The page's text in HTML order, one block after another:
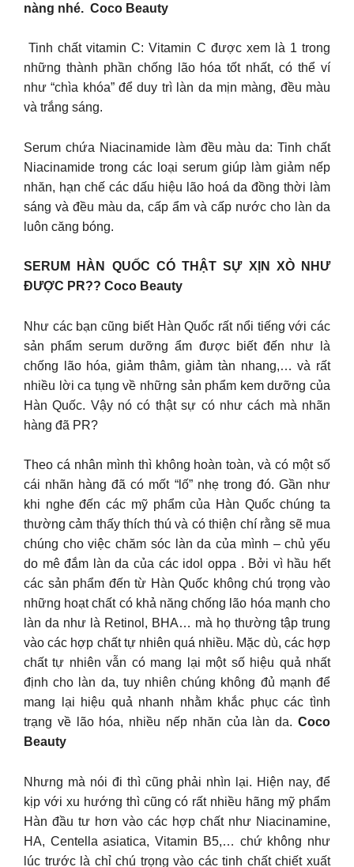
nàng nhé. ​ Coco Beauty
​ Tinh chất vitamin C: Vitamin C được xem là 1 trong
những thành phần chống lão hóa tốt nhất, có thể ví
như “chìa khóa” để duy trì làn da mịn màng, đều màu
và trắng sáng.
Serum chứa Niacinamide làm đều màu da: Tinh chất
Niacinamide trong các loại serum giúp làm giảm nếp
nhăn, hạn chế các dấu hiệu lão hoá da đồng thời làm
sáng và đều màu da, cấp ẩm và cấp nước cho làn da
luôn căng bóng.
SERUM HÀN QUỐC CÓ THẬT SỰ XỊN XÒ NHƯ
ĐƯỢC PR?? Coco Beauty
Như các bạn cũng biết Hàn Quốc rất nổi tiếng với các
sản phẩm serum dưỡng ẩm được biết đến như là
chống lão hóa, giảm thâm, giảm tàn nhang,… và rất
nhiều lời ca tụng về những sản phẩm kem dưỡng của
Hàn Quốc. Vậy nó có thật sự có như cách mà nhãn
hàng đã PR?
Theo cá nhân mình thì không hoàn toàn, và có một số
cái nhãn hàng đã có mốt “lố” nhẹ trong đó. Gần như
khi nghe đến các mỹ phẩm của Hàn Quốc chúng ta
thường cảm thấy thích thú và có thiện chí rằng sẽ mua
chúng cho việc chăm sóc làn da của mình – chủ yếu
do mê đắm làn da của các idol oppa . Bởi vì hầu hết
các sản phẩm đến từ Hàn Quốc không chú trọng vào
những hoạt chất có khả năng chống lão hóa mạnh cho
làn da như là Retinol, BHA… mà họ thường tập trung
vào các hợp chất tự nhiên quá nhiều. Mặc dù, các hợp
chất tự nhiên vẫn có mang lại một số hiệu quả nhất
định cho làn da, tuy nhiên chúng không đủ mạnh để
mang lại hiệu quả nhanh nhằm khắc phục các tình
trạng về lão hóa, nhiều nếp nhăn của làn da. Coco
Beauty
Nhưng mà nói đi thì cũng phải nhìn lại. Hiện nay, để
kịp với xu hướng thì cũng có rất nhiều hãng mỹ phẩm
Hàn đầu tư hơn vào các hợp chất như Niacinamine,
HA, Centella asiatica, Vitamin B5,… chứ không như
lúc trước là chỉ chú trọng vào các tinh chất chiết xuất